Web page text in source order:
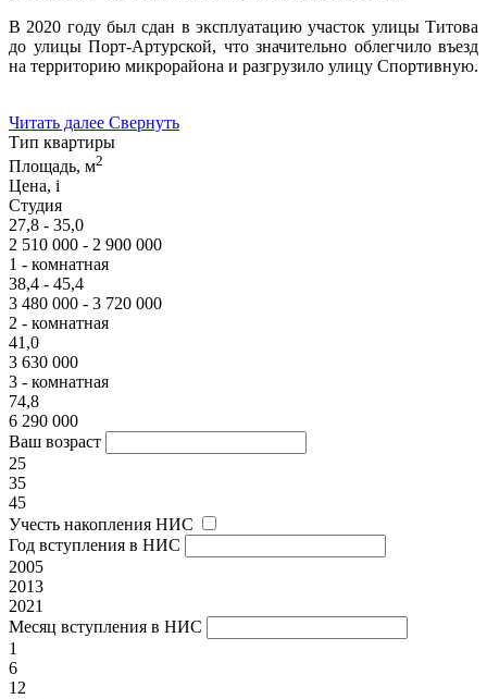
В 2020 году был сдан в эксплуатацию участок улицы Титова
до улицы Порт-Артурской, что значительно облегчило въезд
на территорию микрорайона и разгрузило улицу Спортивную.
Читать далее Свернуть
Тип квартиры
Площадь, м2
Цена, i
Студия
27,8 - 35,0
2 510 000 - 2 900 000
1 - комнатная
38,4 - 45,4
3 480 000 - 3 720 000
2 - комнатная
41,0
3 630 000
3 - комнатная
74,8
6 290 000
Ваш возраст
25
35
45
Учесть накопления НИС
Год вступления в НИС
2005
2013
2021
Месяц вступления в НИС
1
6
12